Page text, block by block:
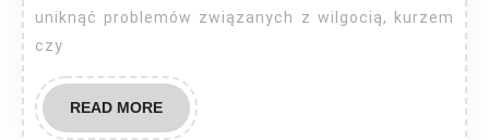
uniknąć problemów związanych z wilgocią, kurzem
czy
READ MOREREAD
MORE